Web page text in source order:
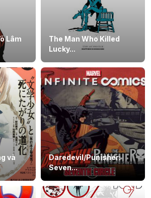
Lâm
The Man Who Killed
Lucky...
và
Daredevil/Punisher:
Seven...